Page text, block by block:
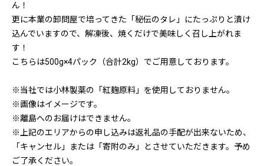
ん！
更に本業の卸問屋で培ってきた「秘伝のタレ」にたっぷりと漬け
込んでいますので、解凍後、焼くだけで美味しく召し上がれま
す！
こちらは500g×4パック（合計2kg）でご用意しております。
※当社では小林製薬の「紅麹原料」を使用しておりません。
※画像はイメージです。
※離島へのお届けはできません。
※上記のエリアからの申し込みは返礼品の手配が出来ないため、
「キャンセル」または「寄附のみ」とさせていただきます。予め
ご了承ください。